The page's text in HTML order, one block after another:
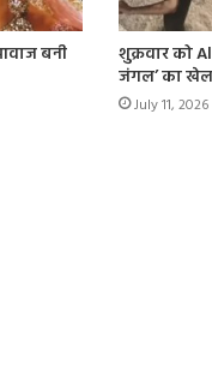
बनी
शुक्रवार को
जंगल’ का खेल
July 11, 2026